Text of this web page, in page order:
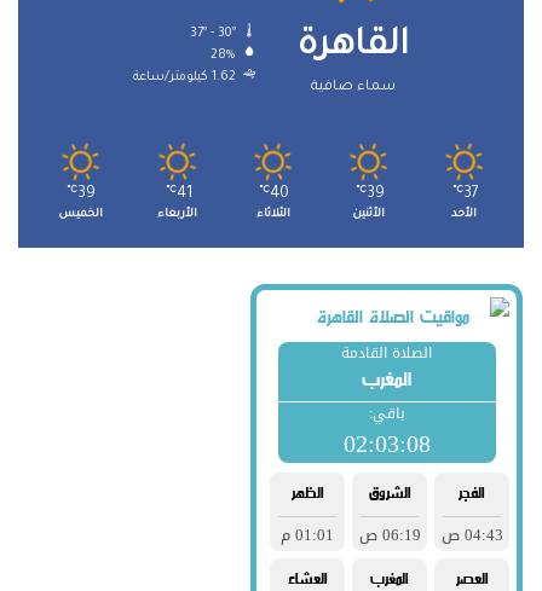
القاهرة
سماء صافية
28%
1.62 كيلومتر/ساعة
37
℃
الأحد
39
℃
الأثنين
40
℃
الثلاثاء
41
℃
الأربعاء
39
℃
الخميس